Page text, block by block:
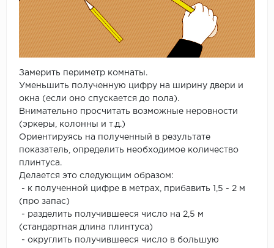
Замерить периметр комнаты.
Уменьшить полученную цифру на ширину двери и
окна (если оно спускается до пола).
Внимательно просчитать возможные неровности
(эркеры, колонны и т.д.)
Ориентируясь на полученный в результате
показатель, определить необходимое количество
плинтуса.
Делается это следующим образом:
- к полученной цифре в метрах, прибавить 1,5 - 2 м
(про запас)
- разделить получившееся число на 2,5 м
(стандартная длина плинтуса)
- округлить получившееся число в большую